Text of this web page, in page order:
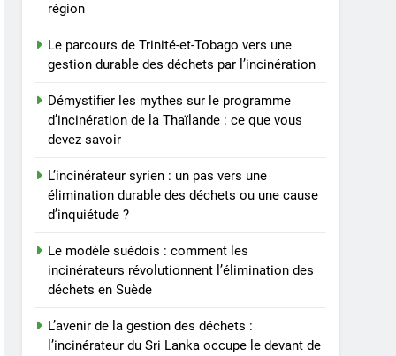
région
Le parcours de Trinité-et-Tobago vers une
gestion durable des déchets par l’incinération
Démystifier les mythes sur le programme
d’incinération de la Thaïlande : ce que vous
devez savoir
L’incinérateur syrien : un pas vers une
élimination durable des déchets ou une cause
d’inquiétude ?
Le modèle suédois : comment les
incinérateurs révolutionnent l’élimination des
déchets en Suède
L’avenir de la gestion des déchets :
l’incinérateur du Sri Lanka occupe le devant de